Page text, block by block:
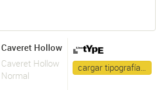
Caveret Hollow
Caveret Hollow
Normal
cargar tipografía…